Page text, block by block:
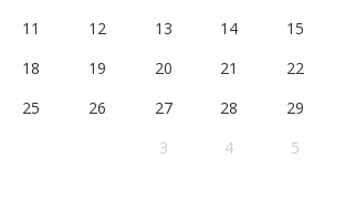
11 12 13 14
15
18 19 20 21
22
25 26 27 28
29
3 4 5